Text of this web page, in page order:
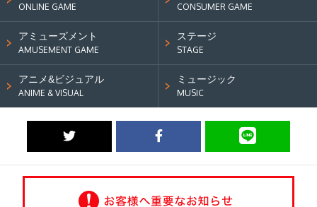
ONLINE GAME CONSUMER GAME
アミューズメント
AMUSEMENT GAME
ステージ
STAGE
アニメ&ビジュアル
ANIME & VISUAL
ミュージック
MUSIC